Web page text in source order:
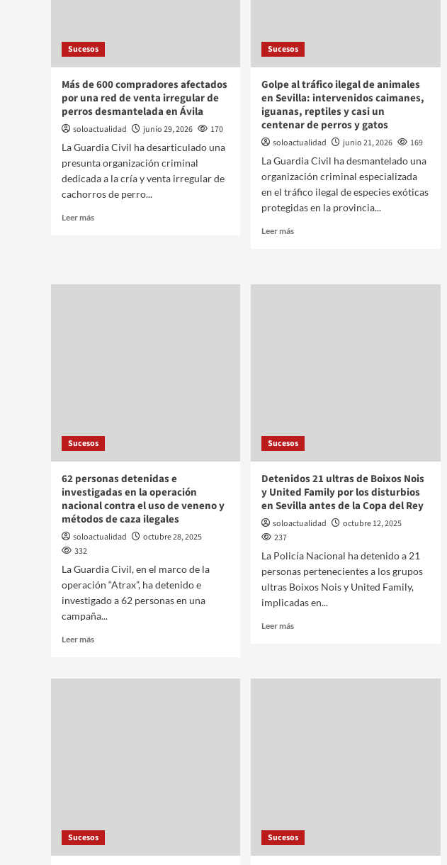
Sucesos
Más de 600 compradores afectados
por una red de venta irregular de
perros desmantelada en Ávila
soloactualidad junio 29, 2026
170
La Guardia Civil ha desarticulado una
presunta organización criminal
dedicada a la cría y venta irregular de
cachorros de perro...
Leer más
Sucesos
Golpe al tráfico ilegal de animales
en Sevilla: intervenidos caimanes,
iguanas, reptiles y casi un
centenar de perros y gatos
soloactualidad junio 21, 2026
169
La Guardia Civil ha desmantelado una
organización criminal especializada
en el tráfico ilegal de especies exóticas
protegidas en la provincia...
Leer más
Sucesos
62 personas detenidas e
investigadas en la operación
nacional contra el uso de veneno y
métodos de caza ilegales
soloactualidad
octubre 28, 2025
332
La Guardia Civil, en el marco de la
operación “Atrax”, ha detenido e
investigado a 62 personas en una
campaña...
Leer más
Sucesos
Detenidos 21 ultras de Boixos Nois
y United Family por los disturbios
en Sevilla antes de la Copa del Rey
soloactualidad
octubre 12, 2025
237
La Policía Nacional ha detenido a 21
personas pertenecientes a los grupos
ultras Boixos Nois y United Family,
implicadas en...
Leer más
Sucesos Sucesos